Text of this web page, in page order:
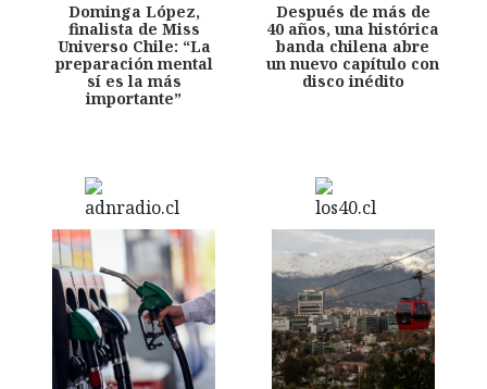
Dominga López,
finalista de Miss
Universo Chile: “La
preparación mental
sí es la más
importante”
Después de más de
40 años, una histórica
banda chilena abre
un nuevo capítulo con
disco inédito